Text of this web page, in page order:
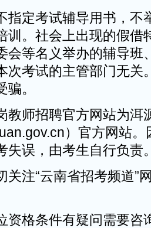
指定考试辅导用书，
训。社会上出现的假借
会等名义举办的辅导班
次考试的主管部门无关
。
教师招聘官方网站为洱
）官方网站
失误，由考生自行负责
关注“云南省招考频道”
资格条件有疑问需要